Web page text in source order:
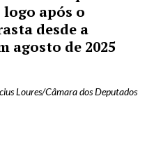
após o
desde a
agosto de 2025
Loures/Câmara dos Deputados